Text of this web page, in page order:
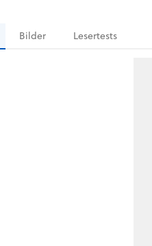
Bilder Lesertests